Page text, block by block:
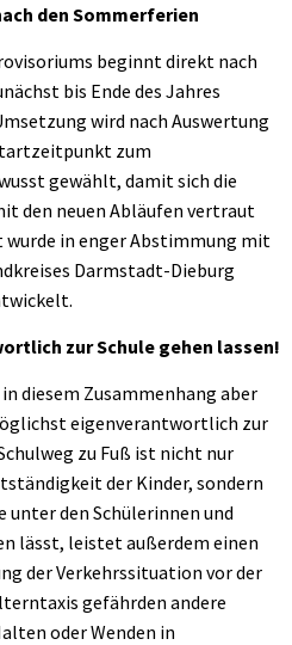
den Sommerferien
beginnt direkt nach
bis Ende des Jahres
wird nach Auswertung
zum
gewählt, damit sich die
den neuen Abläufen vertraut
wurde in enger Abstimmung mit
Darmstadt-Dieburg
zur Schule gehen lassen!
diesem Zusammenhang aber
eigenverantwortlich zur
zu Fuß ist nicht nur
der Kinder, sondern
den Schülerinnen und
lässt, leistet außerdem einen
der Verkehrssituation vor der
gefährden andere
oder Wenden in